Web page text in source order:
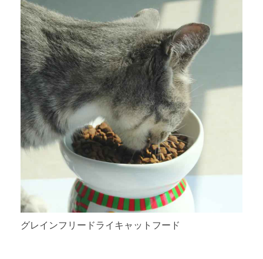
グレインフリードライキャットフード